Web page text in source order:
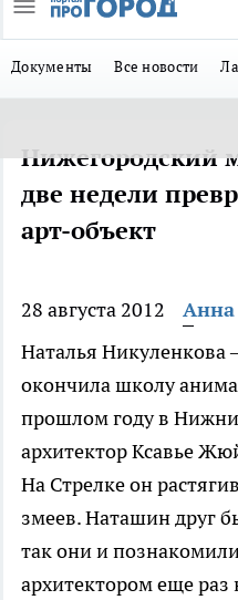
Документы Все новости
Нижегородский
две недели
арт-объект
28 августа 2012
Наталья Никуленкова
окончила школу
прошлом году в
архитектор Ксавье
На Стрелке он
змеев. Наташин друг
так они и
архитектором еще раз